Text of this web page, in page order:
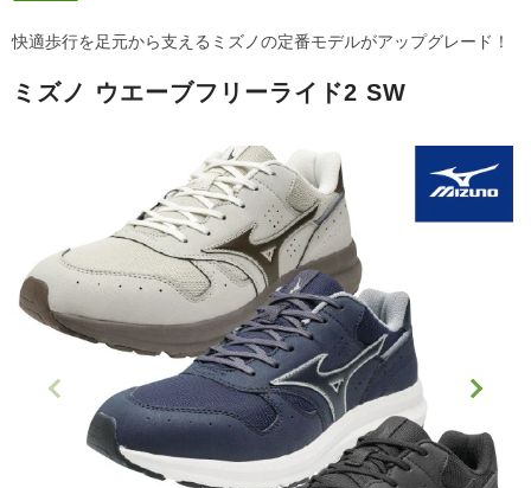
快適歩行を足元から支えるミズノの定番モデルがアップグレード！
ミズノ ウエーブフリーライド2 SW